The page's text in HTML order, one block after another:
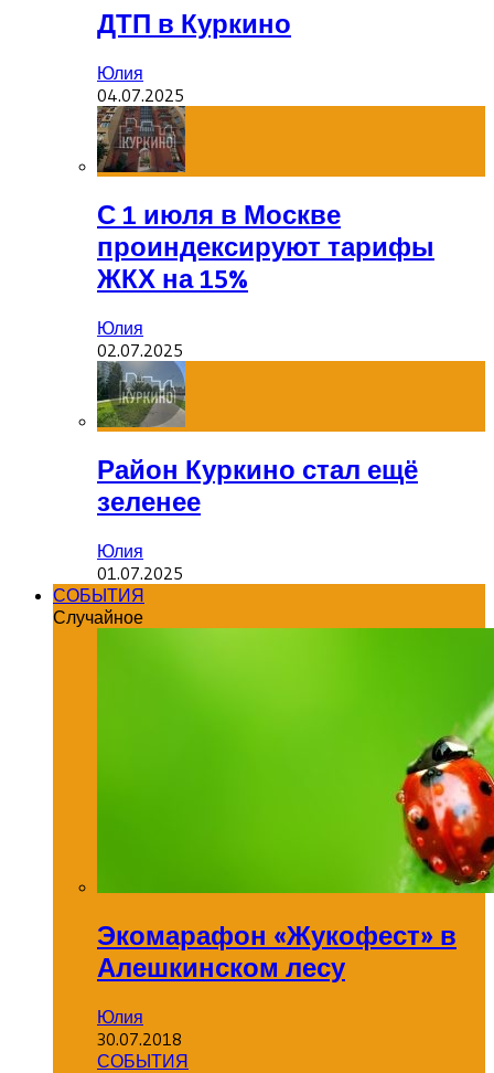
ДТП в Куркино
Юлия
04.07.2025
С 1 июля в Москве
проиндексируют тарифы
ЖКХ на 15%
Юлия
02.07.2025
Район Куркино стал ещё
зеленее
Юлия
01.07.2025
СОБЫТИЯ
Случайное
Экомарафон «Жукофест» в
Алешкинском лесу
Юлия
30.07.2018
СОБЫТИЯ